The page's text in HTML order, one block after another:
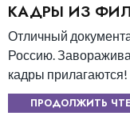
КАДРЫ ИЗ
Отличный
Россию.
кадры прилагаются!
ПРОДОЛЖИТЬ